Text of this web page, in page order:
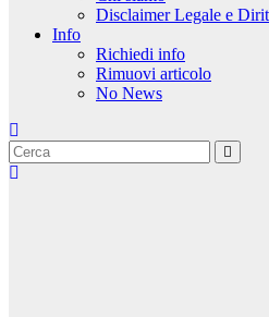
Disclaimer Legale e
Info
Richiedi info
Rimuovi articolo
No News